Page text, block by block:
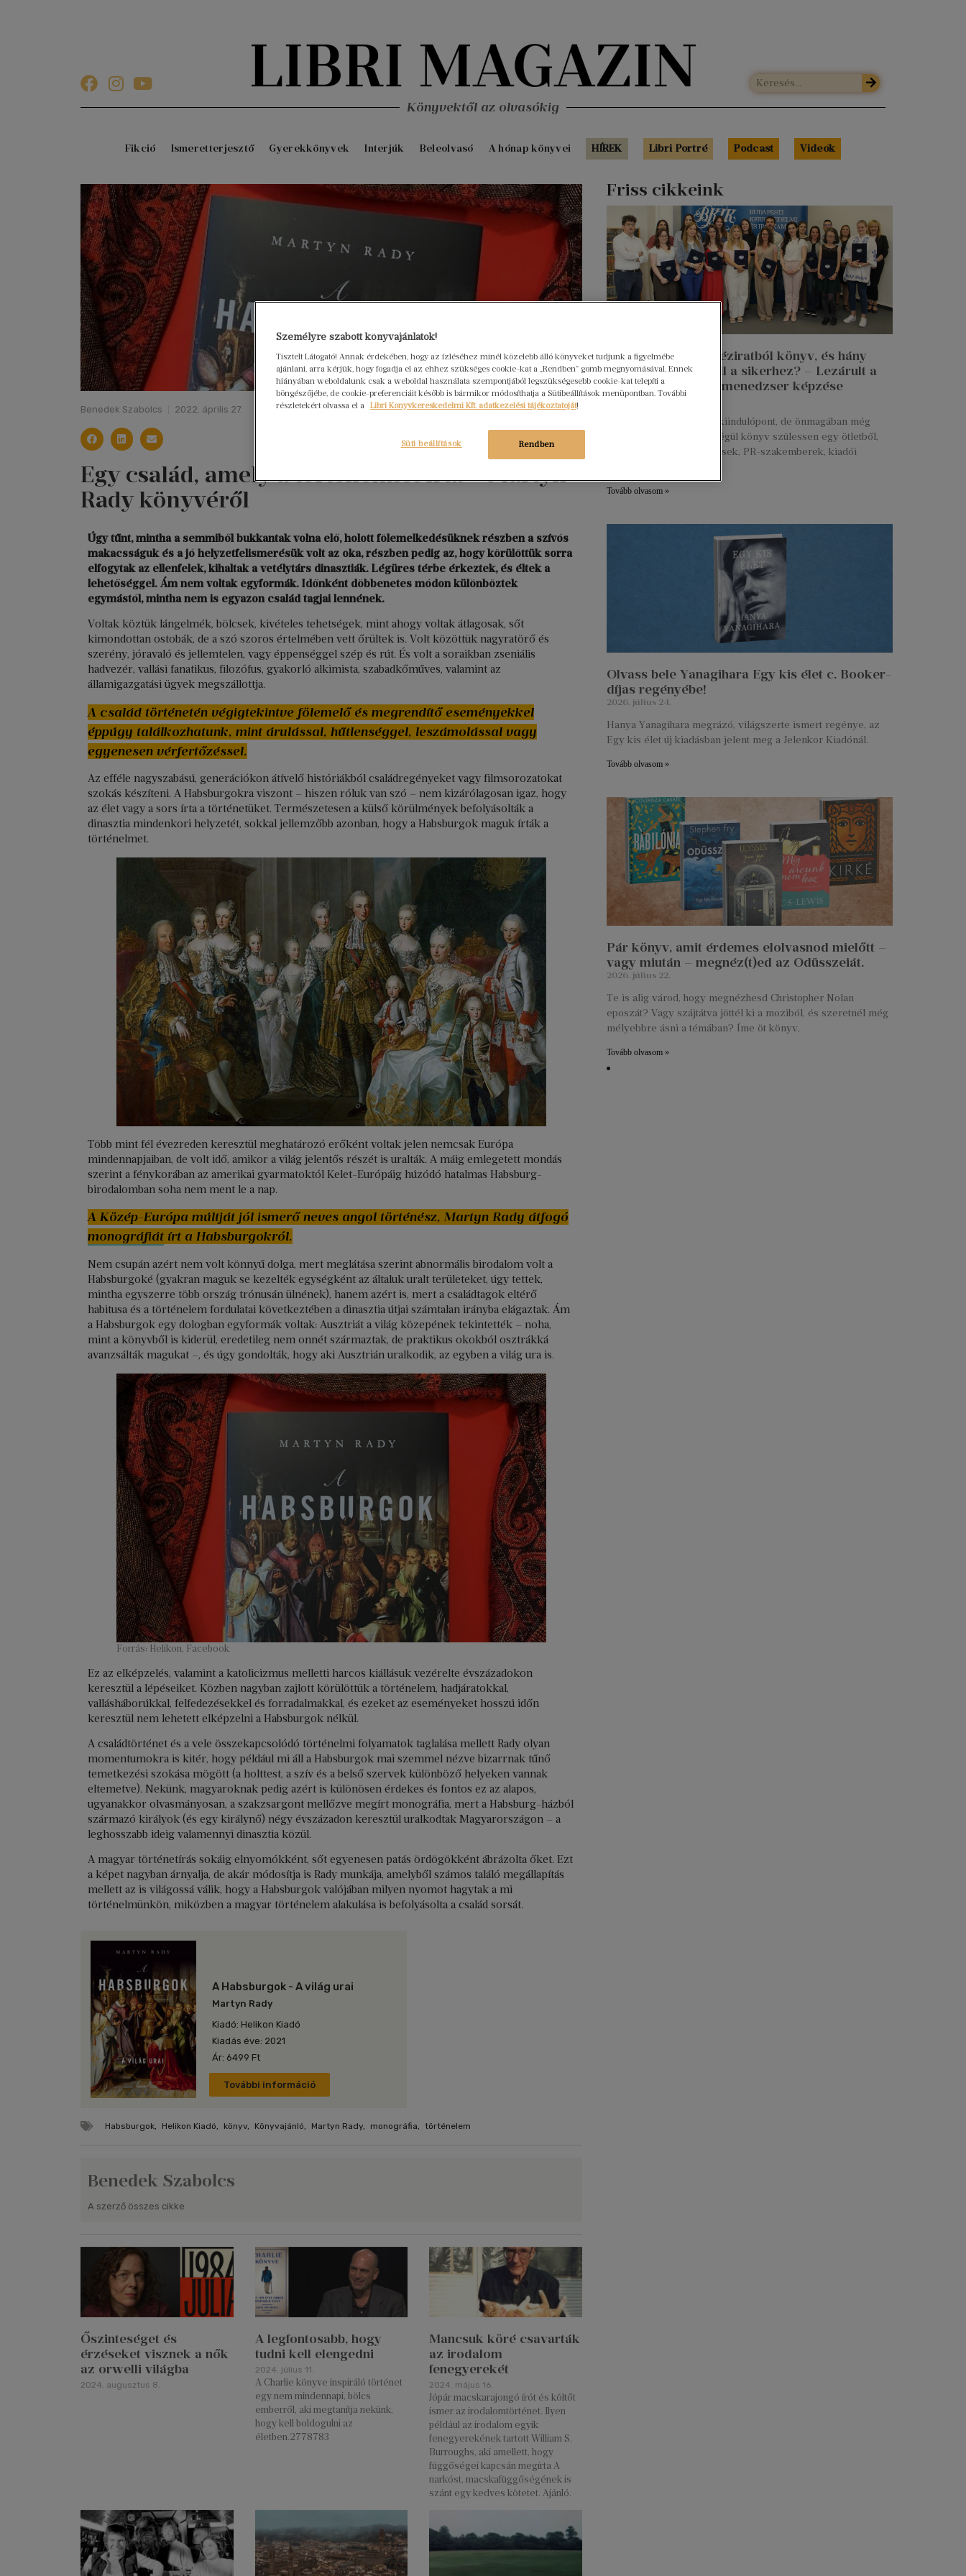
Könyvektől az olvasókig
Fikció Ismeretterjesztő Gyerekkönyvek Interjúk Beleolvasó A hónap könyvei HÍREK Libri Portré Podcast Videók
Benedek Szabolcs 2022. április 27.
Egy család, amely a történelmet írta – Martyn
Rady könyvéről
Úgy tűnt, mintha a semmiből bukkantak volna elő, holott fölemelkedésüknek részben a szívós
makacsságuk és a jó helyzetfelismerésük volt az oka, részben pedig az, hogy körülöttük sorra
elfogytak az ellenfelek, kihaltak a vetélytárs dinasztiák. Légüres térbe érkeztek, és éltek a
lehetőséggel. Ám nem voltak egyformák. Időnként döbbenetes módon különböztek
egymástól, mintha nem is egyazon család tagjai lennének.
Voltak köztük lángelmék, bölcsek, kivételes tehetségek, mint ahogy voltak átlagosak, sőt
kimondottan ostobák, de a szó szoros értelmében vett őrültek is. Volt közöttük nagyratörő és
szerény, jóravaló és jellemtelen, vagy éppenséggel szép és rút. És volt a soraikban zseniális
hadvezér, vallási fanatikus, filozófus, gyakorló alkimista, szabadkőműves, valamint az
államigazgatási ügyek megszállottja.
A család történetén végigtekintve fölemelő és megrendítő eseményekkel
éppúgy találkozhatunk, mint árulással, hűtlenséggel, leszámolással vagy
egyenesen vérfertőzéssel.
Az efféle nagyszabású, generációkon átívelő históriákból családregényeket vagy filmsorozatokat
szokás készíteni. A Habsburgokra viszont – hiszen róluk van szó – nem kizárólagosan igaz, hogy
az élet vagy a sors írta a történetüket. Természetesen a külső körülmények befolyásolták a
dinasztia mindenkori helyzetét, sokkal jellemzőbb azonban, hogy a Habsburgok maguk írták a
történelmet.
Több mint fél évezreden keresztül meghatározó erőként voltak jelen nemcsak Európa
mindennapjaiban, de volt idő, amikor a világ jelentős részét is uralták. A máig emlegetett mondás
szerint a fénykorában az amerikai gyarmatoktól Kelet-Európáig húzódó hatalmas Habsburg-
birodalomban soha nem ment le a nap.
A Közép-Európa múltját jól ismerő neves angol történész, Martyn Rady átfogó
monográfiát írt a Habsburgokról.
Nem csupán azért nem volt könnyű dolga, mert meglátása szerint abnormális birodalom volt a
Habsburgoké (gyakran maguk se kezelték egységként az általuk uralt területeket, úgy tettek,
mintha egyszerre több ország trónusán ülnének), hanem azért is, mert a családtagok eltérő
habitusa és a történelem fordulatai következtében a dinasztia útjai számtalan irányba elágaztak. Ám
a Habsburgok egy dologban egyformák voltak: Ausztriát a világ közepének tekintették – noha,
mint a könyvből is kiderül, eredetileg nem onnét származtak, de praktikus okokból osztrákká
avanzsálták magukat –, és úgy gondolták, hogy aki Ausztrián uralkodik, az egyben a világ ura is.
Forrás: Helikon, Facebook
Ez az elképzelés, valamint a katolicizmus melletti harcos kiállásuk vezérelte évszázadokon
keresztül a lépéseiket. Közben nagyban zajlott körülöttük a történelem, hadjáratokkal,
vallásháborúkkal, felfedezésekkel és forradalmakkal, és ezeket az eseményeket hosszú időn
keresztül nem lehetett elképzelni a Habsburgok nélkül.
A családtörténet és a vele összekapcsolódó történelmi folyamatok taglalása mellett Rady olyan
momentumokra is kitér, hogy például mi áll a Habsburgok mai szemmel nézve bizarrnak tűnő
temetkezési szokása mögött (a holttest, a szív és a belső szervek különböző helyeken vannak
eltemetve). Nekünk, magyaroknak pedig azért is különösen érdekes és fontos ez az alapos,
ugyanakkor olvasmányosan, a szakzsargont mellőzve megírt monográfia, mert a Habsburg-házból
származó királyok (és egy királynő) négy évszázadon keresztül uralkodtak Magyarországon – a
leghosszabb ideig valamennyi dinasztia közül.
A magyar történetírás sokáig elnyomókként, sőt egyenesen patás ördögökként ábrázolta őket. Ezt
a képet nagyban árnyalja, de akár módosítja is Rady munkája, amelyből számos találó megállapítás
mellett az is világossá válik, hogy a Habsburgok valójában milyen nyomot hagytak a mi
történelmünkön, miközben a magyar történelem alakulása is befolyásolta a család sorsát.
A Habsburgok - A világ urai
Martyn Rady
Kiadó: Helikon Kiadó
Kiadás éve: 2021
Ár: 6499 Ft
További információ
Habsburgok, Helikon Kiadó, könyv, Könyvajánló, Martyn Rady, monográfia, történelem
Benedek Szabolcs
A szerző összes cikke
Őszinteséget és
érzéseket visznek a nők
az orwelli világba
2024. augusztus 8.
A legfontosabb, hogy
tudni kell elengedni
2024. július 11.
A Charlie könyve inspiráló történet
egy nem mindennapi, bölcs
emberről, aki megtanítja nekünk,
hogy kell boldogulni az
életben.2778783
Mancsuk köré csavarták
az irodalom
fenegyerekét
2024. május 16.
Jópár macskarajongó írót és költőt
ismer az irodalomtörténet. Ilyen
például az irodalom egyik
fenegyerekének tartott William S.
Burroughs, aki amellett, hogy
függőségei kapcsán megírta A
narkóst, macskafüggőségének is
szánt egy kedves kötetet. Ajánló.
Friss cikkeink
Hogyan lesz egy kéziratból könyv, és hány
ember munkája kell a sikerhez? – Lezárult a
Libri Talent kiadói menedzser képzése
2026. július 27.
Egy erős kézirat már jó kiindulópont, de önmagában még
nem elég. Ahhoz, hogy végül könyv szülessen egy ötletből,
szerkesztők, marketingesek, PR-szakemberek, kiadói
Tovább olvasom »
Olvass bele Yanagihara Egy kis élet c. Booker-
díjas regényébe!
2026. július 24.
Hanya Yanagihara megrázó, világszerte ismert regénye, az
Egy kis élet új kiadásban jelent meg a Jelenkor Kiadónál.
Tovább olvasom »
Pár könyv, amit érdemes elolvasnod mielőtt –
vagy miután – megnéz(t)ed az Odüsszeiát.
2026. július 22.
Te is alig várod, hogy megnézhesd Christopher Nolan
eposzát? Vagy szájtátva jöttél ki a moziból, és szeretnél még
mélyebbre ásni a témában? Íme öt könyv,
Tovább olvasom »
Személyre szabott könyvajánlatok!
Tisztelt Látogató! Annak érdekében, hogy az ízléséhez minél közelebb álló könyveket tudjunk a figyelmébe
ajánlani, arra kérjük, hogy fogadja el az ehhez szükséges cookie-kat a „Rendben” gomb megnyomásával. Ennek
hiányában weboldalunk csak a weboldal használata szempontjából legszükségesebb cookie-kat telepíti a
böngészőjébe, de cookie-preferenciáit később is bármikor módosíthatja a Sütibeállítások menüpontban. További
részletekért olvassa el a Libri Könyvkereskedelmi Kft. adatkezelési tájékoztatóját!
Rendben
Süti beállítások